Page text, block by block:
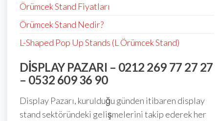
Örümcek Stand Fiyatları
Örümcek Stand Nedir?
L-Shaped Pop Up Stands (L Örümcek Stand)
DISPLAY PAZARI – 0212 269 77 27 27
– 0532 609 36 90
Display Pazarı, kurulduğu günden itibaren display
stand sektöründeki gelişmelerini takip ederek her